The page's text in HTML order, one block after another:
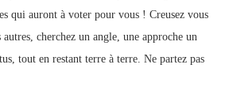
qui auront à voter pour vous ! Creusez vous
cherchez un angle, une approche un
tout en restant terre à terre. Ne partez pas